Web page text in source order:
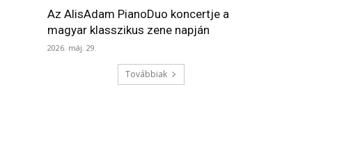
Az AlisAdam PianoDuo koncertje a
magyar klasszikus zene napján
2026. máj. 29.
Továbbiak